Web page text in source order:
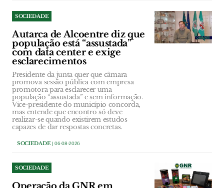
SOCIEDADE
Autarca de Alcoentre diz que
população está “assustada”
com data center e exige
esclarecimentos
Presidente da junta quer que câmara
promova sessão pública com empresa
promotora para esclarecer uma
população “assustada” e sem informação.
Vice-presidente do município concorda,
mas entende que encontro só deve
realizar-se quando existirem estudos
capazes de dar respostas concretas.
SOCIEDADE| 06-08-2026
SOCIEDADE